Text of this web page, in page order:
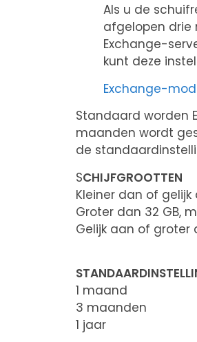
Als u de
afgelopen drie
Exchange-
kunt deze
Exchange-
Standaard worden
maanden wordt
de
SCHIJFGROOTTEN
Kleiner dan of gelijk
Groter dan 32 GB,
Gelijk aan of groter
1 maand
3 maanden
1 jaar